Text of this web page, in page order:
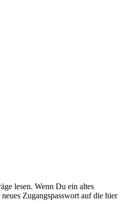
lesen. Wenn Du ein altes
Zugangspasswort auf die hier